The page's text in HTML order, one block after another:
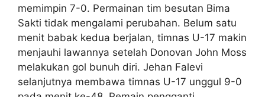
memimpin 7-0. Permainan tim besutan Bima
Sakti tidak mengalami perubahan. Belum satu
menit babak kedua berjalan, timnas U-17 makin
menjauhi lawannya setelah Donovan John Moss
melakukan gol bunuh diri. Jehan Falevi
selanjutnya membawa timnas U-17 unggul 9-0